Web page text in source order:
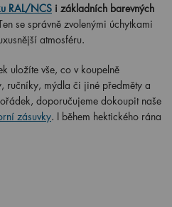
RAL/NCS i základních barevných
se správně zvolenými úchytkami
atmosféru.
uložíte vše, co v koupelně
ručníky, mýdla či jiné předměty a
doporučujeme dokoupit naše
zásuvky. I během hektického rána